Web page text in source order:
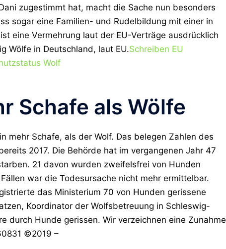
zugestimmt hat, macht die Sache nun besonders
sogar eine Familien- und Rudelbildung mit einer in
eine Vermehrung laut der EU-Verträge ausdrücklich
Wölfe in Deutschland, laut EU.Schreiben EU
Wolf
Schafe als Wölfe
mehr Schafe, als der Wolf. Das belegen Zahlen des
2017. Die Behörde hat im vergangenen Jahr 47
21 davon wurden zweifelsfrei von Hunden
war die Todesursache nicht mehr ermittelbar.
das Ministerium 70 von Hunden gerissene
Koordinator der Wolfsbetreuung in Schleswig-
durch Hunde gerissen. Wir verzeichnen eine Zunahme
©2019 –